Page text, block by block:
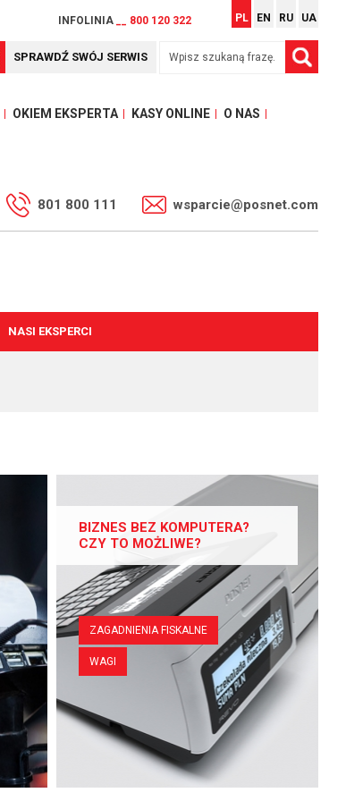
INFOLINIA __ 800 120 322 PL EN RU UA
SPRAWDŹ SWÓJ SERWIS
OKIEM EKSPERTA KASY ONLINE O NAS
801 800 111 wsparcie@posnet.com
NASI EKSPERCI
BIZNES BEZ KOMPUTERA?
CZY TO MOŻLIWE?
ZAGADNIENIA FISKALNE
WAGI